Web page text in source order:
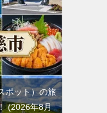
ポット）の旅
2026年8月